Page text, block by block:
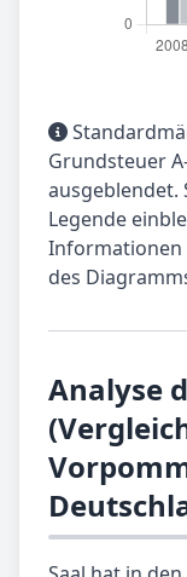
Grundsteuer
ausgeblendet.
Legende
Informationen
des
Analyse